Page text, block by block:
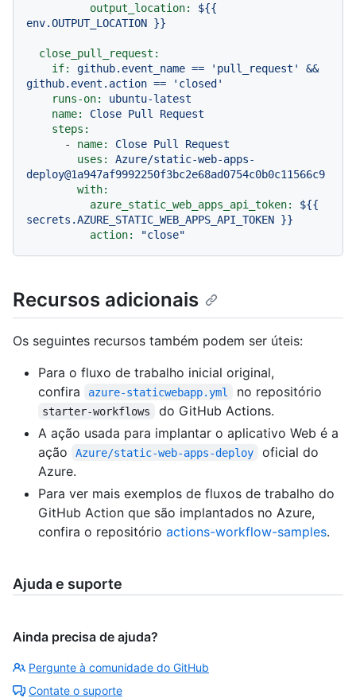
output_location:
${{
env.OUTPUT_LOCATION }}
close_pull_request:
if:
github.event_name == 'pull_request'
&&
github.event.action ==
'closed'
runs-on:
ubuntu-latest
name:
Close Pull
Request
steps:
-
name: Close Pull
Request
uses:
Azure/static-web-apps-
deploy@1a947af9992250f3bc2e68ad0754c0b0c11566c9
with:
azure_static_web_apps_api_token:
${{
secrets.AZURE_STATIC_WEB_APPS_API_TOKEN }}
action:
"close"
Recursos adicionais
Os seguintes recursos também podem ser úteis:
Para o fluxo de trabalho inicial original,
confira
azure-staticwebapp.yml no repositório
starter-workflows
do GitHub Actions.
A ação usada para implantar o aplicativo Web é a
ação
Azure/static-web-apps-deploy
oficial do
Azure.
Para ver mais exemplos de fluxos de trabalho do
GitHub Action que são implantados no Azure,
confira o repositório actions-workflow-samples.
Ajuda e suporte
Ainda precisa de ajuda?
Pergunte à comunidade do GitHub
Contate o suporte